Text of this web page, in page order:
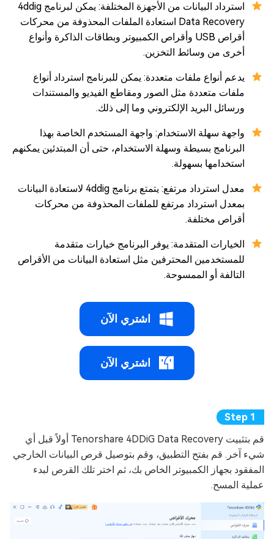
استرداد البيانات من الأجهزة المختلفة: يمكن لبرنامج 4ddig
Data Recovery استعادة الملفات المحذوفة من محركات
أقراص USB وأقراص الكمبيوتر وبطاقات الذاكرة وأنواع
أخرى من وسائط التخزين.
يدعم أنواع ملفات متعددة: يمكن للبرنامج استرداد أنواع
ملفات متعددة مثل الصور ومقاطع الفيديو والمستندات
ورسائل البريد الإلكتروني وما إلى ذلك.
واجهة سهلة الاستخدام: واجهة المستخدم الخاصة بهذا
البرنامج بسيطة وسهلة الاستخدام، حتى أن المبتدئين يمكنهم
استخدامها بسهولة.
معدل استرداد مرتفع: يتمتع برنامج 4ddig لاستعادة البيانات
بمعدل استرداد مرتفع للملفات المحذوفة من محركات
أقراص مختلفة.
الخيارات المتقدمة: يوفر البرنامج خيارات متقدمة
للمستخدمين المحترفين مثل استعادة البيانات من الأقراص
التالفة أو الممسوحة.
اشتري الآن
اشتري الآن
قم بتثبيت Tenorshare 4DDiG Data Recovery أولاً قبل أي
شيء آخر. قم بفتح التطبيق، وقم بتوصيل قرص البيانات الخارجي
المفقود بجهاز الكمبيوتر الخاص بك، ثم اختر تلك القرص لبدء
عملية المسح.